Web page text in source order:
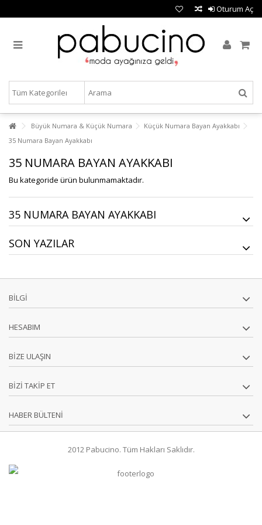
Oturum Aç
Büyük Numara & Küçük Numara
Küçük Numara Bayan Ayakkabı
35 Numara Bayan Ayakkabı
35 NUMARA BAYAN AYAKKABI
Bu kategoride ürün bulunmamaktadır.
35 NUMARA BAYAN AYAKKABI
SON YAZILAR
BILGI
HESABIM
BIZE ULAŞIN
BIZI TAKIP ET
HABER BÜLTENI
2012 Pabucino. Tüm Hakları Saklıdır.